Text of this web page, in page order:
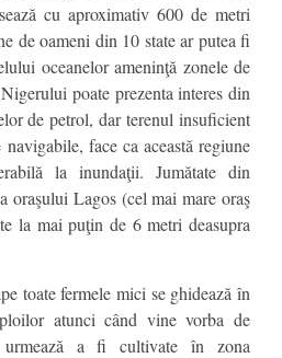
cu aproximativ 600 de metri
de oameni din 10 state ar putea fi
oceanelor ameninţă zonele de
poate prezenta interes din
de petrol, dar terenul insuficient
face ca această regiune
la inundaţii. Jumătate din
oraşului Lagos (cel mai mare oraş
la mai puţin de 6 metri deasupra
toate fermele mici se ghidează în
atunci când vine vorba de
urmează a fi cultivate în zona